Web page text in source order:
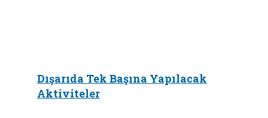
Dışarıda Tek Başına Yapılacak
Aktiviteler